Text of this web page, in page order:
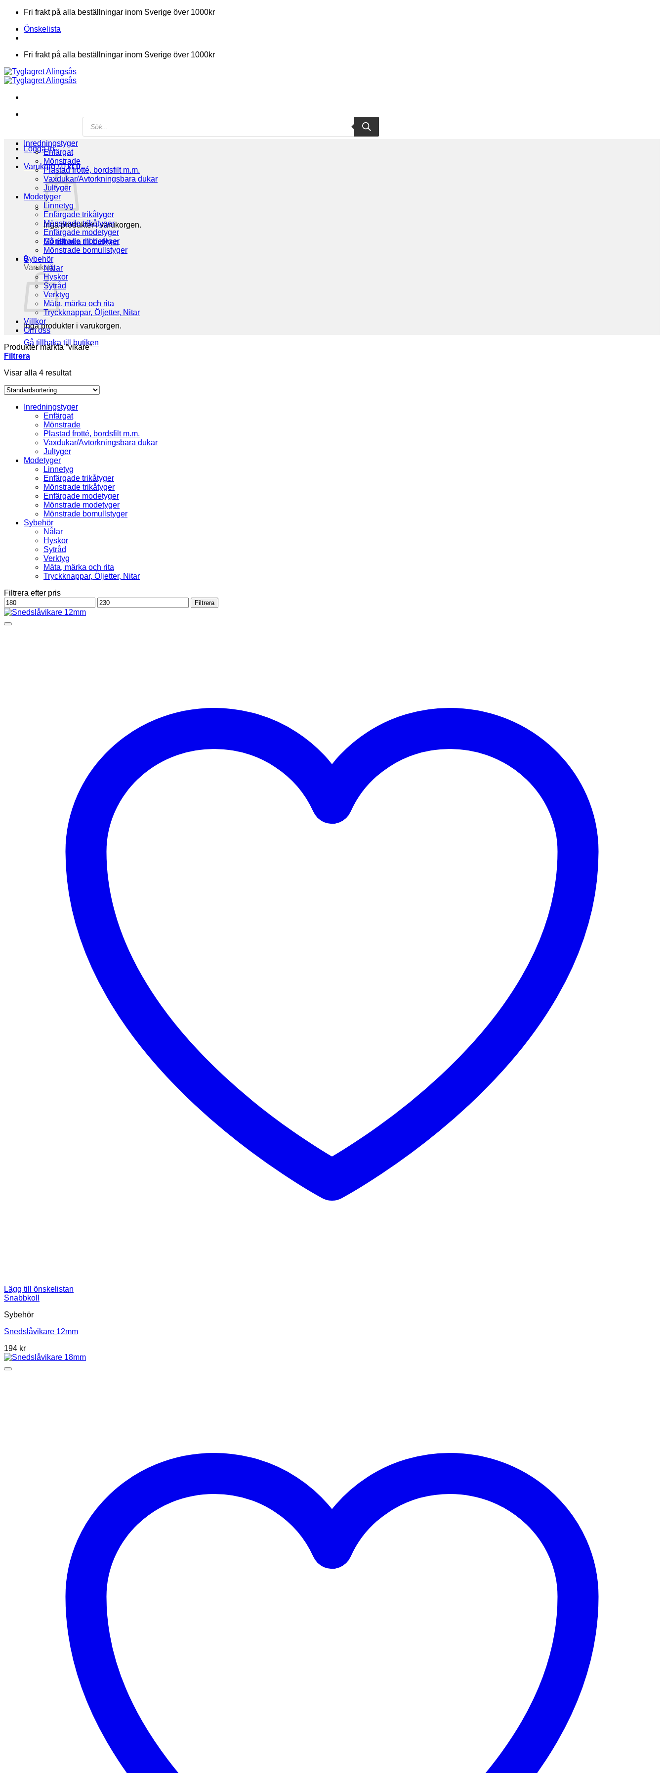
Skip
content
Fri frakt på alla beställningar inom Sverige över 1000kr
Önskelista
Fri frakt på alla beställningar inom Sverige över 1000kr
Products
search
Logga in
Varukorg /0kr 0
Inga produkter i varukorgen.
Gå tillbaka till butiken
0
Varukorg
Inga produkter i varukorgen.
Gå tillbaka till butiken
Inredningstyger
Enfärgat
Mönstrade
Plastad frotté, bordsfilt m.m.
Vaxdukar/Avtorkningsbara dukar
Jultyger
Modetyger
Linnetyg
Enfärgade trikåtyger
Mönstrade trikåtyger
Enfärgade modetyger
Mönstrade modetyger
Mönstrade bomullstyger
Sybehör
Nålar
Hyskor
Sytråd
Verktyg
Mäta, märka och rita
Tryckknappar, Öljetter, Nitar
Villkor
Om oss
Produkter märkta ”vikare”
Filtrera
Visar alla 4 resultat
Inredningstyger
Enfärgat
Mönstrade
Plastad frotté, bordsfilt m.m.
Vaxdukar/Avtorkningsbara dukar
Jultyger
Modetyger
Linnetyg
Enfärgade trikåtyger
Mönstrade trikåtyger
Enfärgade modetyger
Mönstrade modetyger
Mönstrade bomullstyger
Sybehör
Nålar
Hyskor
Sytråd
Verktyg
Mäta, märka och rita
Tryckknappar, Öljetter, Nitar
Filtrera efter pris
Min
pris
Max
pris
Filtrera
Lägg till önskelistan
Snabbkoll
Sybehör
Snedslåvikare 12mm
194 kr